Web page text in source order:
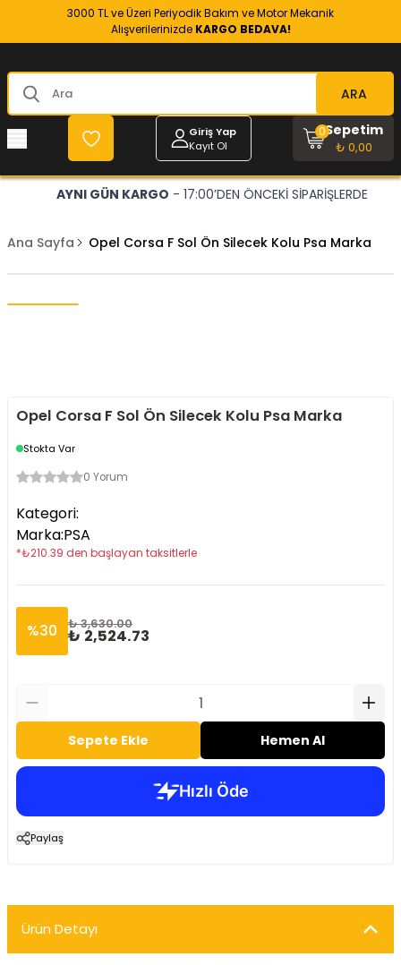
3000 TL ve Üzeri Periyodik Bakım ve Motor Mekanik
Alışverilerinizde KARGO BEDAVA!
ARA
Giriş Yap
Kayıt Ol
Sepetim
₺ 0,00
0
AYNI GÜN KARGO - 17:00’DEN ÖNCEKİ SİPARİŞLERDE
Ana Sayfa Opel Corsa F Sol Ön Silecek Kolu Psa Marka
Opel Corsa F Sol Ön Silecek Kolu Psa Marka
Stokta Var
0 Yorum
Kategori:
Marka:PSA
*₺210.39 den başlayan taksitlerle
%30 ₺ 3,630.00
₺ 2,524.73
Sepete Ekle Hemen Al
Paylaş
Ürün Detayı